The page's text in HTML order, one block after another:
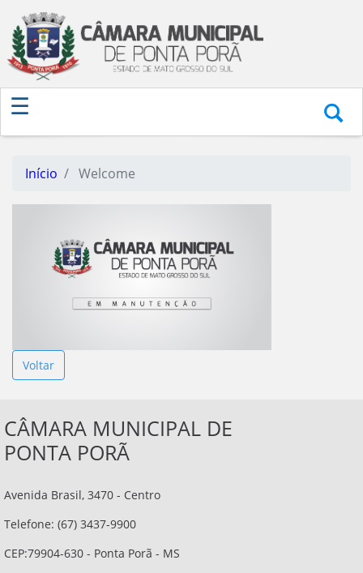
Início Welcome
Voltar
CÂMARA MUNICIPAL DE
PONTA PORÃ
Avenida Brasil, 3470 - Centro
Telefone: (67) 3437-9900
CEP:79904-630 - Ponta Porã - MS